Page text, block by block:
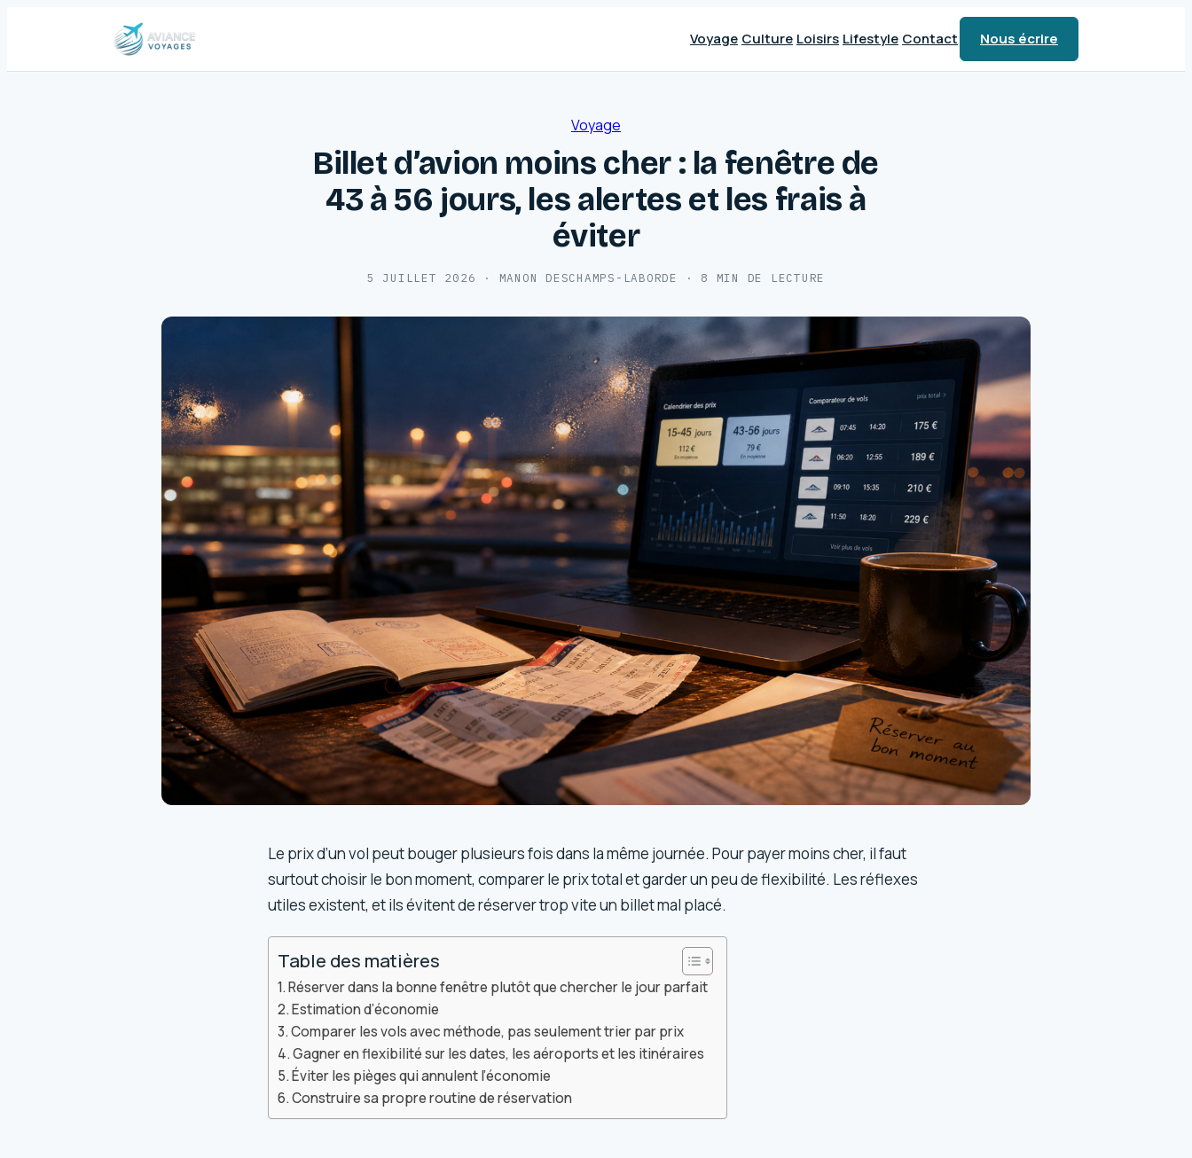
Voyage Culture Loisirs Lifestyle Contact Nous écrire
Voyage
Billet d’avion moins cher : la fenêtre de
43 à 56 jours, les alertes et les frais à
éviter
5 JUILLET 2026 · MANON DESCHAMPS-LABORDE · 8 MIN DE LECTURE
Le prix d’un vol peut bouger plusieurs fois dans la même journée. Pour payer moins cher, il faut
surtout choisir le bon moment, comparer le prix total et garder un peu de flexibilité. Les réflexes
utiles existent, et ils évitent de réserver trop vite un billet mal placé.
Table des matières
Réserver dans la bonne fenêtre plutôt que chercher le jour parfait
Estimation d’économie
Comparer les vols avec méthode, pas seulement trier par prix
Gagner en flexibilité sur les dates, les aéroports et les itinéraires
Éviter les pièges qui annulent l’économie
Construire sa propre routine de réservation